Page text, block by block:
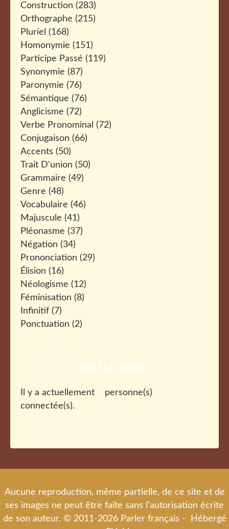
Construction (283)
Orthographe (215)
Pluriel (168)
Homonymie (151)
Participe Passé (119)
Synonymie (87)
Paronymie (76)
Sémantique (76)
Anglicisme (72)
Verbe Pronominal (72)
Conjugaison (66)
Accents (50)
Trait D'union (50)
Grammaire (49)
Genre (48)
Vocabulaire (46)
Majuscule (41)
Pléonasme (37)
Négation (34)
Prononciation (29)
Élision (16)
Néologisme (12)
Féminisation (8)
Infinitif (7)
Ponctuation (2)
Statistiques
Il y a actuellement
personne(s)
connectée(s).
Aucune reproduction, même partielle, de ce site et de
ses images ne peut être faite sans l'autorisation écrite
de son auteur. © 2011-2026 Parler français - Hébergé